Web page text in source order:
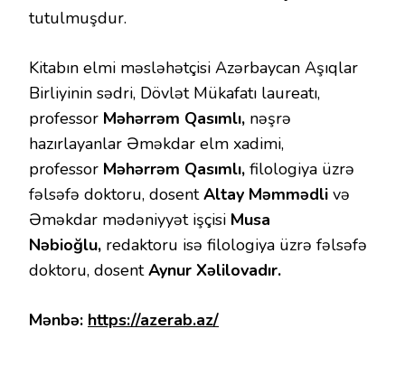
tutulmuşdur.
Kitabın elmi məsləhətçisi Azərbaycan Aşıqlar
Birliyinin sədri, Dövlət Mükafatı laureatı,
professor Məhərrəm Qasımlı, nəşrə
hazırlayanlar Əməkdar elm xadimi,
professor Məhərrəm Qasımlı, filologiya üzrə
fəlsəfə doktoru, dosentAltay Məmmədli və
Əməkdar mədəniyyət işçisi Musa
Nəbioğlu, redaktoru isə filologiya üzrə fəlsəfə
doktoru, dosentAynur Xəlilovadır.
Mənbə: https://azerab.az/